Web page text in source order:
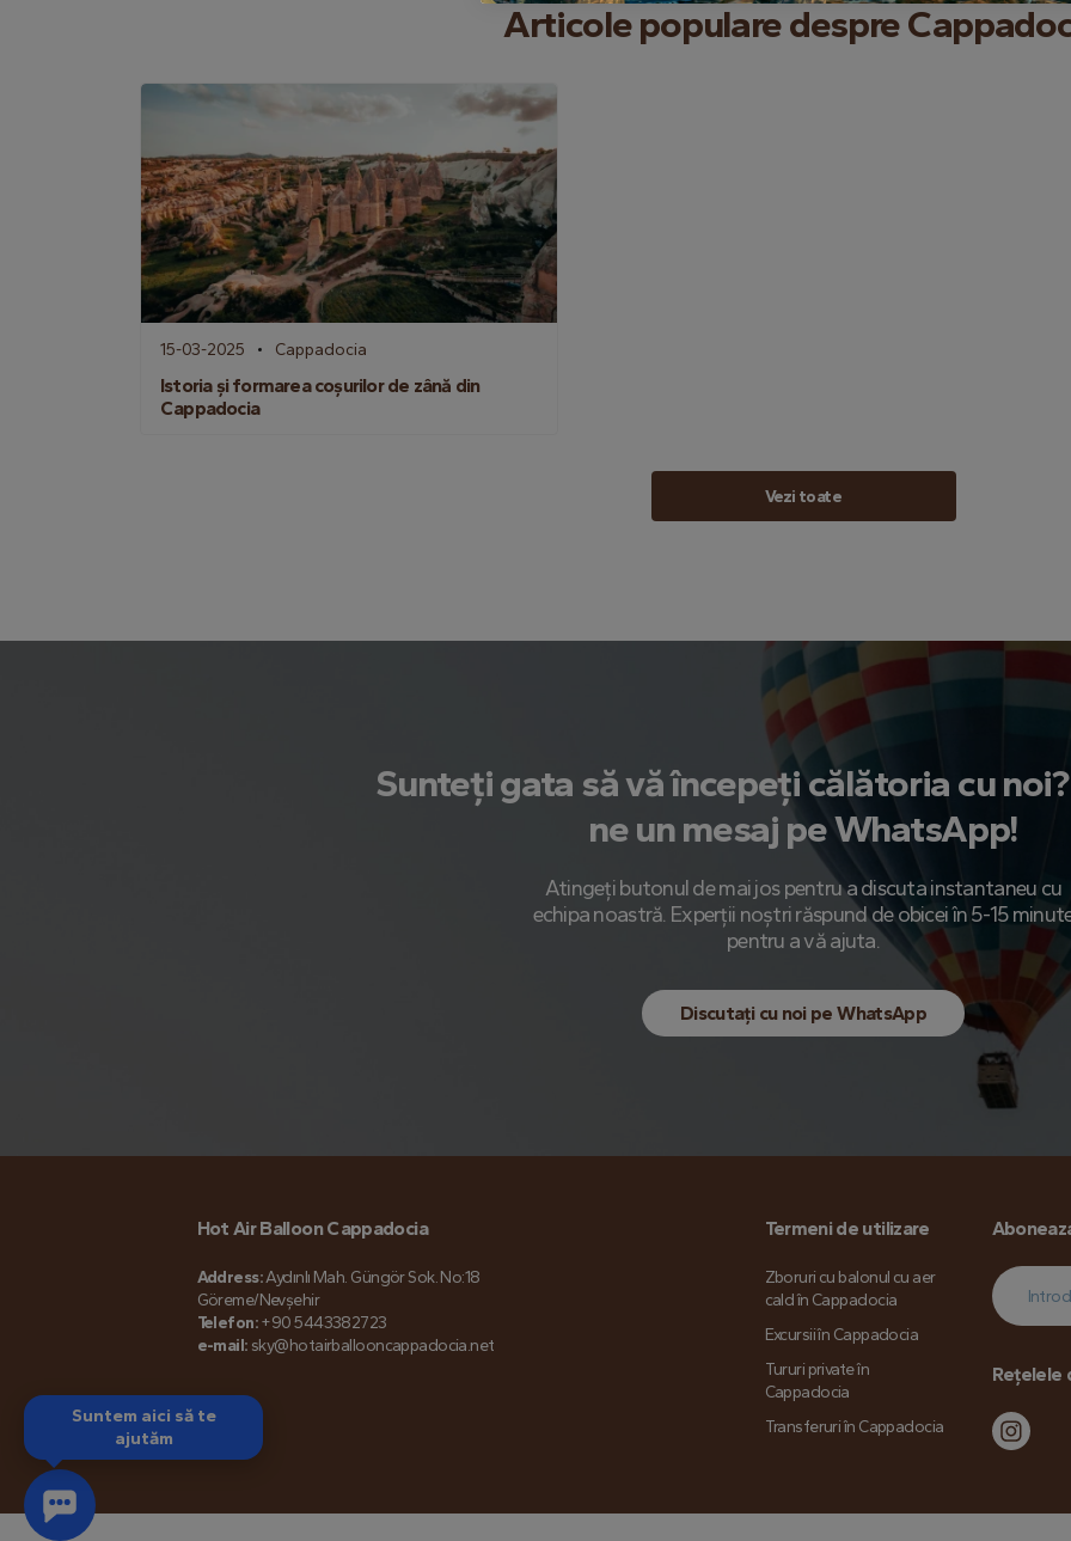
Articole populare despre
15-03-2025 Cappadocia
Istoria și formarea coșurilor de zână din
Cappadocia
Vezi toate
Sunteți gata să vă începeți călătoria cu
ne un mesaj pe WhatsApp!
Atingeți butonul de mai jos pentru a discuta instantaneu cu
echipa noastră. Experții noștri răspund de obicei în 5-15
pentru a vă ajuta.
Discutați cu noi pe WhatsApp
Hot Air Balloon Cappadocia
Address:Aydınlı Mah. Güngör Sok. No:18
Göreme/Nevşehir
Telefon:+90 5443382723
e-mail: sky@hotairballooncappadocia.net
Termeni de utilizare
Zboruri cu balonul cu aer
cald în Cappadocia
Excursii în Cappadocia
Tururi private în
Cappadocia
Transferuri în Cappadocia
Rețelele
Suntem aici să te
ajutăm